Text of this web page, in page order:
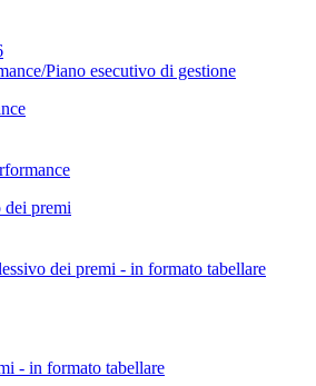
Piano esecutivo di gestione
dei premi
dei premi - in formato tabellare
- in formato tabellare